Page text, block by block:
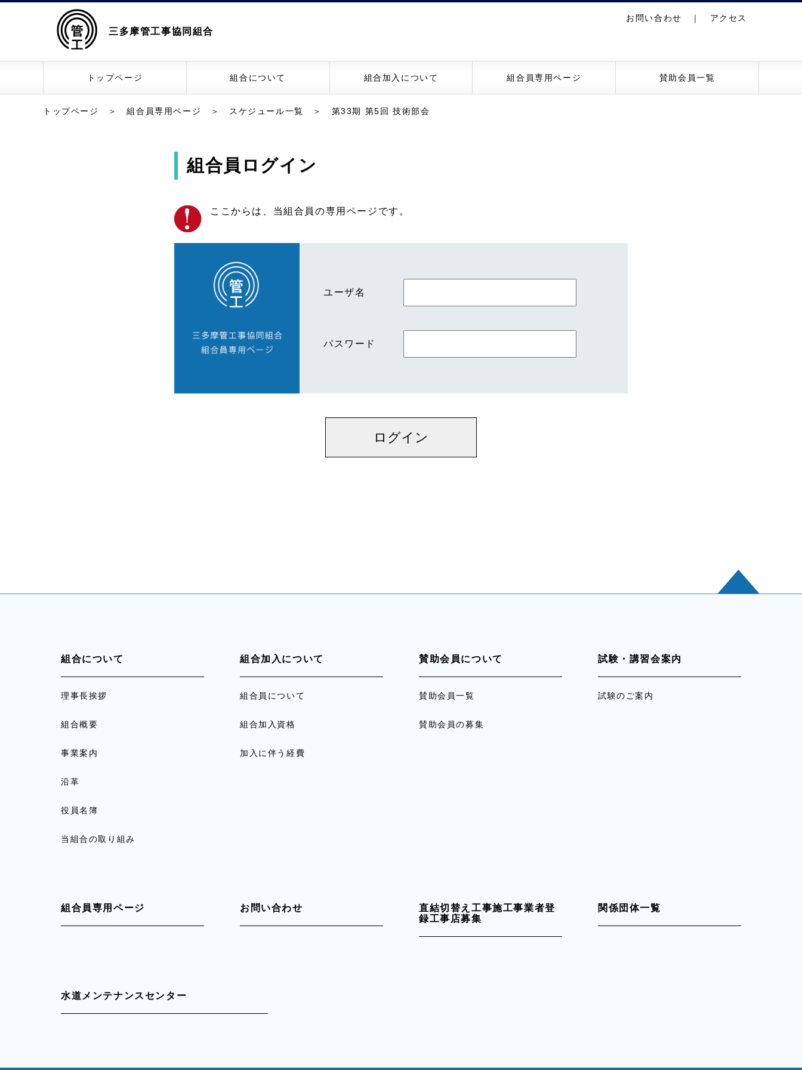
三多摩管工事協同組合
お問い合わせ ｜ アクセス
トップページ 組合について 組合加入について 組合員専用ページ 賛助会員一覧
トップページ ＞組合員専用ページ ＞ スケジュール一覧 ＞ 第33期 第5回 技術部会
組合員ログイン
ここからは、当組合員の専用ページです。
ユーザ名
パスワード
組合について
理事長挨拶
組合概要
事業案内
沿革
役員名簿
当組合の取り組み
組合加入について
組合員について
組合加入資格
加入に伴う経費
賛助会員について
賛助会員一覧
賛助会員の募集
試験・講習会案内
試験のご案内
組合員専用ページ お問い合わせ
直結切替え工事施工事業者登
録工事店募集
関係団体一覧
水道メンテナンスセンター